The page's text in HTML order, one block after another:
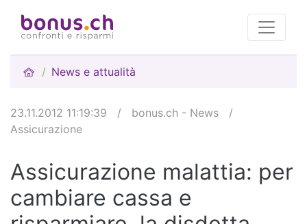
News e attualità
23.11.2012 11:19:39 / bonus.ch - News
/
Assicurazione
Assicurazione malattia: per
cambiare cassa e